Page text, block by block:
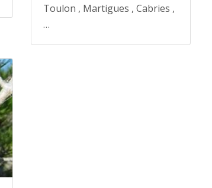
Toulon , Martigues , Cabries ,
…